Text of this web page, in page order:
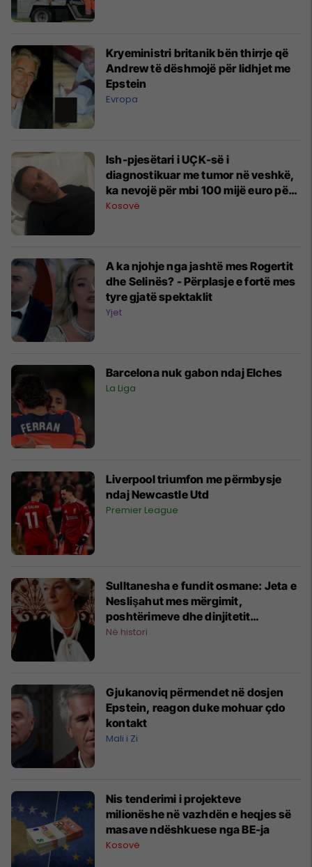
Kryeministri britanik bën thirrje që
Andrew të dëshmojë për lidhjet me
Epstein
Evropa
Ish-pjesëtari i UÇK-së i
diagnostikuar me tumor në veshkë,
ka nevojë për mbi 100 mijë euro për
trajtim jashtë vendit
Kosovë
A ka njohje nga jashtë mes Rogertit
dhe Selinës? - Përplasje e fortë mes
tyre gjatë spektaklit
Yjet
Barcelona nuk gabon ndaj Elches
La Liga
Liverpool triumfon me përmbysje
ndaj Newcastle Utd
Premier League
Sulltanesha e fundit osmane: Jeta e
Neslişahut mes mërgimit,
poshtërimeve dhe dinjitetit
perandorak
Në histori
Gjukanoviq përmendet në dosjen
Epstein, reagon duke mohuar çdo
kontakt
Mali i Zi
Nis tenderimi i projekteve
milionëshe në vazhdën e heqjes së
masave ndëshkuese nga BE-ja
Kosovë